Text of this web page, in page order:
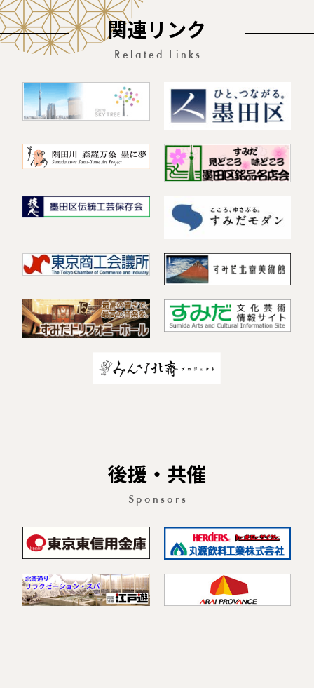
関連リンク
Related Links
後援・共催
Sponsors